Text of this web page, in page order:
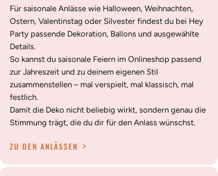
Für saisonale Anlässe wie Halloween, Weihnachten,
Ostern, Valentinstag oder Silvester findest du bei Hey
Party passende Dekoration, Ballons und ausgewählte
Details.
So kannst du saisonale Feiern im Onlineshop passend
zur Jahreszeit und zu deinem eigenen Stil
zusammenstellen – mal verspielt, mal klassisch, mal
festlich.
Damit die Deko nicht beliebig wirkt, sondern genau die
Stimmung trägt, die du dir für den Anlass wünschst.
ZU DEN ANLÄSSEN